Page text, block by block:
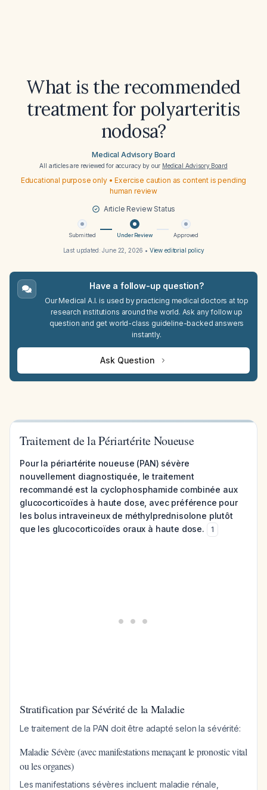
What is the recommended
treatment for polyarteritis
nodosa?
Medical Advisory Board
All articles are reviewed for accuracy by our Medical Advisory Board
Educational purpose only • Exercise caution as content is pending
human review
Article Review Status
Submitted Under Review Approved
Last updated:June 22, 2026 • View editorial policy
Have a follow-up question?
Our Medical A.I. is used by practicing medical doctors at top
research institutions around the world. Ask any follow up
question and get world-class guideline-backed answers
instantly.
Ask Question
Traitement de la Périartérite Noueuse
Pour la périartérite noueuse (PAN) sévère
nouvellement diagnostiquée, le traitement
recommandé est la cyclophosphamide combinée aux
glucocorticoïdes à haute dose, avec préférence pour
les bolus intraveineux de méthylprednisolone plutôt
que les glucocorticoïdes oraux à haute dose.
1
Stratification par Sévérité de la Maladie
Le traitement de la PAN doit être adapté selon la sévérité:
Maladie Sévère (avec manifestations menaçant le pronostic vital
ou les organes)
Les manifestations sévères incluent: maladie rénale,